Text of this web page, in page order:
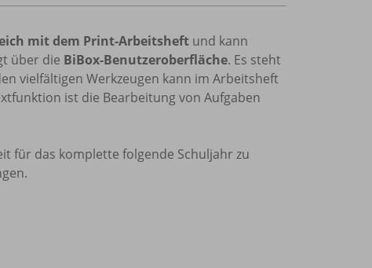
mit dem Print-Arbeitsheft und kann
über die BiBox-Benutzeroberfläche. Es steht
vielfältigen Werkzeugen kann im Arbeitsheft
ist die Bearbeitung von Aufgaben
für das komplette folgende Schuljahr zu